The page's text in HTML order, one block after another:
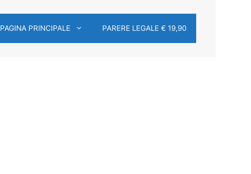
PAGINA PRINCIPALE PARERE LEGALE € 19,90